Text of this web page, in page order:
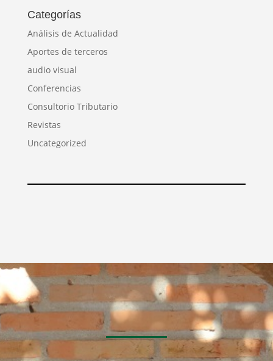
Categorías
Análisis de Actualidad
Aportes de terceros
audio visual
Conferencias
Consultorio Tributario
Revistas
Uncategorized